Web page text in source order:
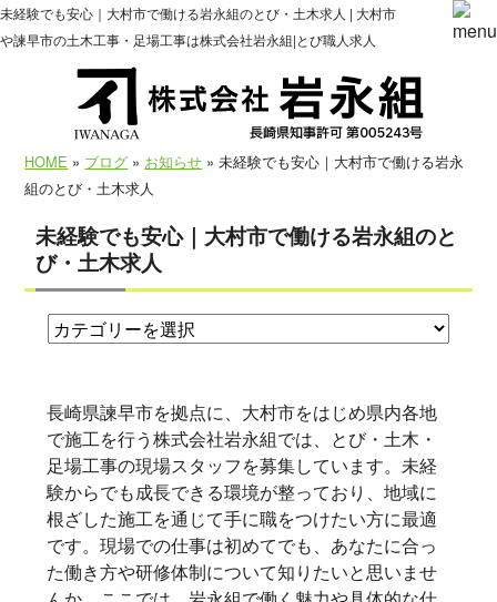
未経験でも安心｜大村市で働ける岩永組のとび・土木求人 | 大村市
や諫早市の土木工事・足場工事は株式会社岩永組|とび職人求人
HOME » ブログ » お知らせ » 未経験でも安心｜大村市で働ける岩永
組のとび・土木求人
未経験でも安心｜大村市で働ける岩永組のと
び・土木求人
長崎県諫早市を拠点に、大村市をはじめ県内各地
で施工を行う株式会社岩永組では、とび・土木・
足場工事の現場スタッフを募集しています。未経
験からでも成長できる環境が整っており、地域に
根ざした施工を通じて手に職をつけたい方に最適
です。現場での仕事は初めてでも、あなたに合っ
た働き方や研修体制について知りたいと思いませ